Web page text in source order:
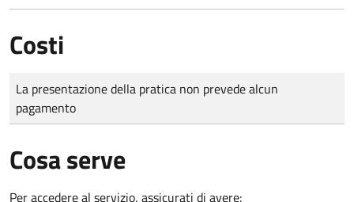
Costi
Tipo di pagamento
Importo
La presentazione della pratica non prevede alcun
pagamento
Cosa serve
Per accedere al servizio, assicurati di avere: